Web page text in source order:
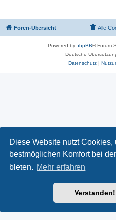
Diese Website nutzt Cookies,
bestmöglichen Komfort bei
bieten. Mehr erfahren
Verstanden!
Foren-Übersicht Alle
Powered by phpBB® Forum
Deutsche
Datenschutz|